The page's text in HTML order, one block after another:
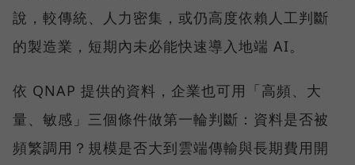
說，較傳統、人力密集，或仍高度依賴人工判斷
的製造業，短期內未必能快速導入地端 AI。
依 QNAP 提供的資料，企業也可用「高頻、大
量、敏感」三個條件做第一輪判斷：資料是否被
頻繁調用？規模是否大到雲端傳輸與長期費用開